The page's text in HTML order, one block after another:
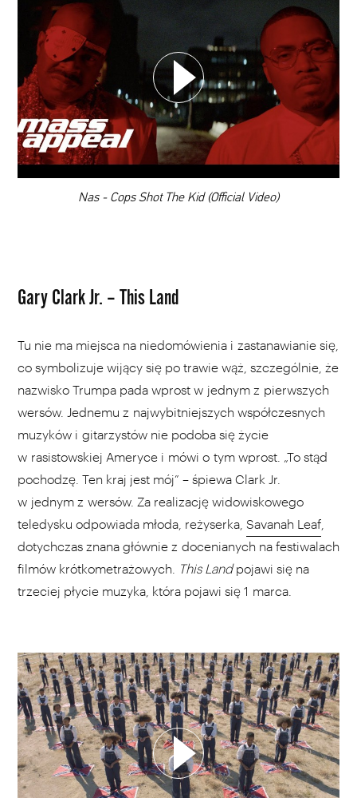
00:00
Nas - Cops Shot The Kid (Official Video)
WYBIERZ SWOJĄ PLAYLISTĘ
DODAJ TEN FILM DO PLAYLISTY
Gary Clark Jr. – This Land
Tu nie ma miejsca na niedomówienia i zastanawianie się,
co symbolizuje wijący się po trawie wąż, szczególnie, że
nazwisko Trumpa pada wprost w jednym z pierwszych
wersów. Jednemu z najwybitniejszych współczesnych
muzyków i gitarzystów nie podoba się życie
w rasistowskiej Ameryce i mówi o tym wprost. „To stąd
pochodzę. Ten kraj jest mój” – śpiewa Clark Jr.
w jednym z wersów. Za realizację widowiskowego
teledysku odpowiada młoda, reżyserka, Savanah Leaf
dotychczas znana głównie z docenianych na festiwalach
filmów krótkometrażowych.
This Landpojawi się na
trzeciej płycie muzyka, która pojawi się 1 marca.
WYBIERZ SWOJĄ PLAYLISTĘ